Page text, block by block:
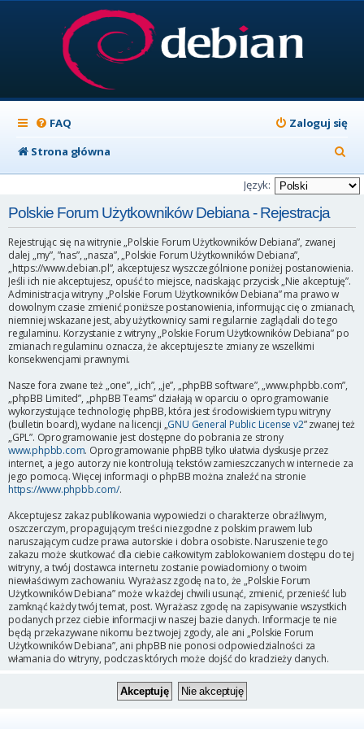
FAQ
Zaloguj się
Strona główna
z
u
j
Język:
Polskie Forum Użytkowników Debiana - Rejestracja
Rejestrując się na witrynie „Polskie Forum Użytkowników Debiana”, zwanej
dalej „my”, ”nas”, „nasza”, „Polskie Forum Użytkowników Debiana”,
„https://www.debian.pl”, akceptujesz wyszczególnione poniżej postanowienia.
Jeśli ich nie akceptujesz, opuść to miejsce, naciskając przycisk „Nie akceptuję”.
Administracja witryny „Polskie Forum Użytkowników Debiana” ma prawo w
dowolnym czasie zmienić poniższe postanowienia, informując cię o zmianach,
niemniej wskazane jest, aby użytkownicy sami regularnie zaglądali do tego
regulaminu. Korzystanie z witryny „Polskie Forum Użytkowników Debiana” po
zmianach regulaminu oznacza, że akceptujesz te zmiany ze wszelkimi
konsekwencjami prawnymi.
Nasze fora zwane też „one”, „ich”, „je”, „phpBB software”, „www.phpbb.com”,
„phpBB Limited”, „phpBB Teams” działają w oparciu o oprogramowanie
wykorzystujące technologię phpBB, która jest środowiskiem typu witryny
(bulletin board), wydane na licencji „GNU General Public License v2” zwanej też
„GPL”. Oprogramowanie jest dostępne do pobrania ze strony
www.phpbb.com. Oprogramowanie phpBB tylko ułatwia dyskusje przez
internet, a jego autorzy nie kontrolują tekstów zamieszczanych w internecie za
jego pomocą. Więcej informacji o phpBB można znaleźć na stronie
https://www.phpbb.com/.
Akceptujesz zakaz publikowania wypowiedzi o charakterze obraźliwym,
oszczerczym, propagującym treści niezgodne z polskim prawem lub
naruszającym cudze prawa autorskie i dobra osobiste. Naruszenie tego
zakazu może skutkować dla ciebie całkowitym zablokowaniem dostępu do tej
witryny, a twój dostawca internetu zostanie powiadomiony o twoim
niewłaściwym zachowaniu. Wyrażasz zgodę na to, że „Polskie Forum
Użytkowników Debiana” może w każdej chwili usunąć, zmienić, przenieść lub
zamknąć każdy twój temat, post. Wyrażasz zgodę na zapisywanie wszystkich
podanych przez ciebie informacji w naszej bazie danych. Informacje te nie
będą przekazywane nikomu bez twojej zgody, ale ani „Polskie Forum
Użytkowników Debiana”, ani phpBB nie ponosi odpowiedzialności za
włamania do witryny, podczas których może dojść do kradzieży danych.